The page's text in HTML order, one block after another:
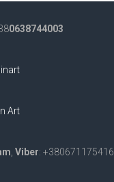
0638744003
Art
Viber: +380671175416